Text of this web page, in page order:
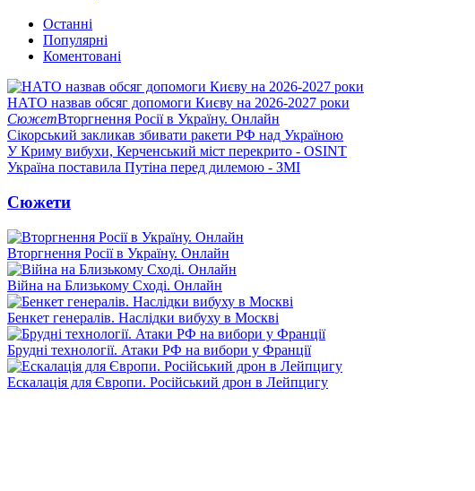
Останні
Популярні
Коментовані
НАТО назвав обсяг допомоги Києву на 2026-2027 роки
СюжетВторгнення Росії в Україну. Онлайн
Сікорський закликав збивати ракети РФ над Україною
У Криму вибухи, Керченський міст перекрито - OSINT
Україна поставила Путіна перед дилемою - ЗМІ
Сюжети
Вторгнення Росії в Україну. Онлайн
Війна на Близькому Сході. Онлайн
Бенкет генералів. Наслідки вибуху в Москві
Брудні технології. Атаки РФ на вибори у Франції
Ескалація для Європи. Російський дрон в Лейпцигу